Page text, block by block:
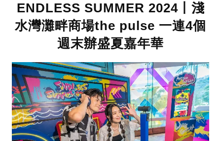
ENDLESS SUMMER 2024丨淺
水灣灘畔商場the pulse 一連4個
週末辦盛夏嘉年華